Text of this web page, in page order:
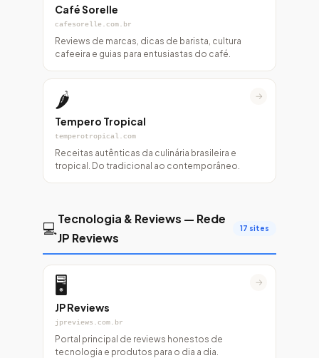
Café Sorelle
cafesorelle.com.br
Reviews de marcas, dicas de barista, cultura
cafeeira e guias para entusiastas do café.
→
🌶️
Tempero Tropical
temperotropical.com
Receitas autênticas da culinária brasileira e
tropical. Do tradicional ao contemporâneo.
💻
Tecnologia & Reviews — Rede
JP Reviews
17 sites
→
🖥️
JP Reviews
jpreviews.com.br
Portal principal de reviews honestos de
tecnologia e produtos para o dia a dia.